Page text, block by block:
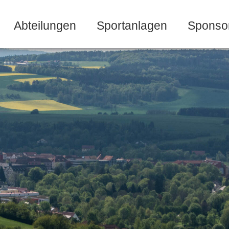
Abteilungen Sportanlagen